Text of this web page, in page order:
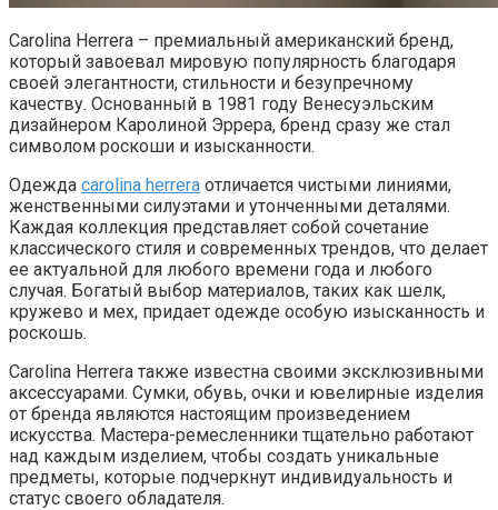
Carolina Herrera – премиальный американский бренд,
который завоевал мировую популярность благодаря
своей элегантности, стильности и безупречному
качеству. Основанный в 1981 году Венесуэльским
дизайнером Каролиной Эррера, бренд сразу же стал
символом роскоши и изысканности.
Одежда carolina herrera отличается чистыми линиями,
женственными силуэтами и утонченными деталями.
Каждая коллекция представляет собой сочетание
классического стиля и современных трендов, что делает
ее актуальной для любого времени года и любого
случая. Богатый выбор материалов, таких как шелк,
кружево и мех, придает одежде особую изысканность и
роскошь.
Carolina Herrera также известна своими эксклюзивными
аксессуарами. Сумки, обувь, очки и ювелирные изделия
от бренда являются настоящим произведением
искусства. Мастера-ремесленники тщательно работают
над каждым изделием, чтобы создать уникальные
предметы, которые подчеркнут индивидуальность и
статус своего обладателя.